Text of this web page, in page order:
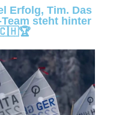
Erfolg, Tim. Das
steht hinter